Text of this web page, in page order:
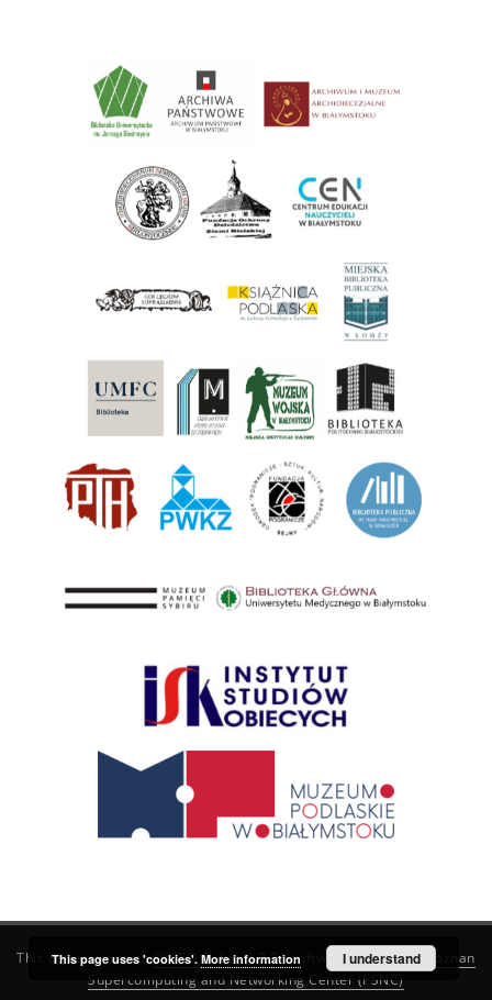
This service runs onDInGO dLibra 6.3.21software created by
Poznan
Supercomputing and Networking Center (PSNC)
This page uses 'cookies'. More information I understand